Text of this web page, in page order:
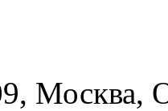
Москва,